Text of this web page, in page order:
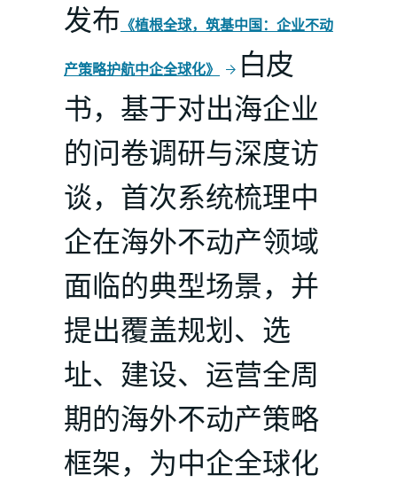
发布《植根全球，筑基中国：企业不动
产策略护航中企全球化》
白皮
书，基于对出海企业
的问卷调研与深度访
谈，首次系统梳理中
企在海外不动产领域
面临的典型场景，并
提出覆盖规划、选
址、建设、运营全周
期的海外不动产策略
框架，为中企全球化